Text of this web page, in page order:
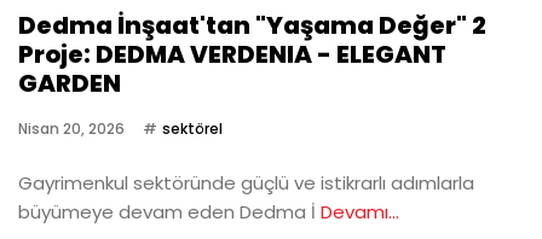
Dedma İnşaat'tan "Yaşama Değer" 2
Proje: DEDMA VERDENIA - ELEGANT
GARDEN
Nisan 20, 2026 sektörel
Gayrimenkul sektöründe güçlü ve istikrarlı adımlarla
büyümeye devam eden Dedma İ Devamı...